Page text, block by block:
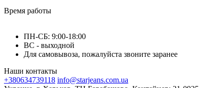
Время работы
ПН-СБ: 9:00-18:00
ВС - выходной
Для самовывоза, пожалуйста звоните заранее
Наши контакты
+380634739118 info@starjeans.com.ua